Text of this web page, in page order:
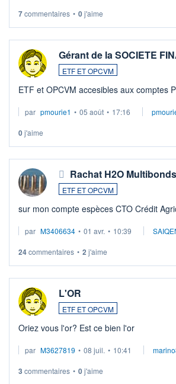
7commentaires • 0j'aime
Gérant de la SOCIETE
ETF ET OPCVM
ETF et OPCVM accesibles aux
par pmourie1 • 05 août • 17:16
0j'aime
Rachat H2O
ETF ET OPCVM
sur mon compte espèces CTO Crédit
par M3406634 • 01 avr. • 10:39
24commentaires • 2 j'aime
L'OR
ETF ET OPCVM
Oriez vous l'or? Est ce bien l'or
par M3627819 • 08 juil. • 10:41
3 commentaires • 0j'aime